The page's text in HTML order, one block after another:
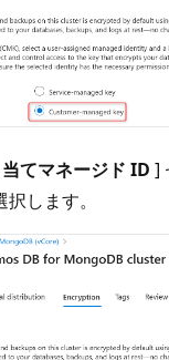
てマネージド ID ]
します。